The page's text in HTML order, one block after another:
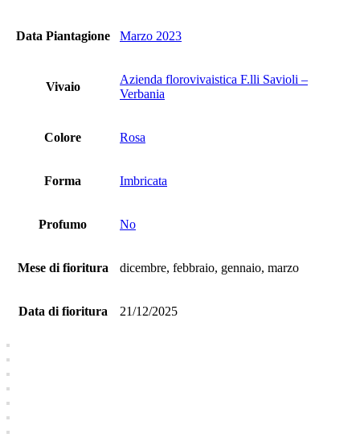
Data Piantagione Marzo 2023
Vivaio
Azienda florovivaistica F.lli Savioli –
Verbania
Colore Rosa
Forma Imbricata
Profumo No
Mese di fioritura dicembre, febbraio, gennaio, marzo
Data di fioritura 21/12/2025